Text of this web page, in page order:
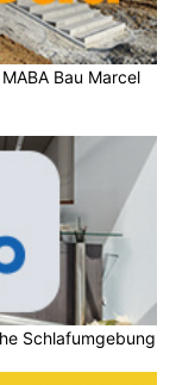
Bau Marcel
Schlafumgebung